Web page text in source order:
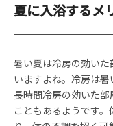
夏に入浴するメ
暑い夏は冷房の効い
いますよね。冷房は暑
長時間冷房の効いた部
こともあるようです